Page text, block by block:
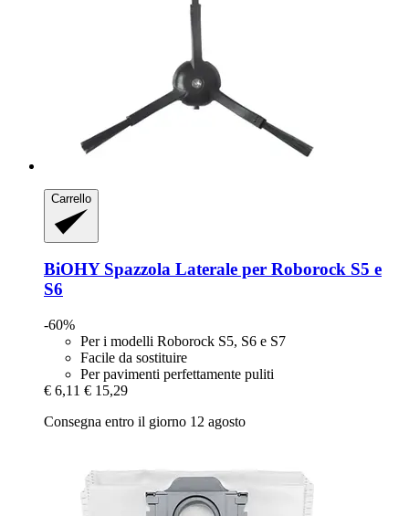
Carrello
BiOHYSpazzola Laterale per Roborock S5 e
S6
-60%
Per i modelli Roborock S5, S6 e S7
Facile da sostituire
Per pavimenti perfettamente puliti
€ 6,11 € 15,29
Consegna entro il giorno 12 agosto